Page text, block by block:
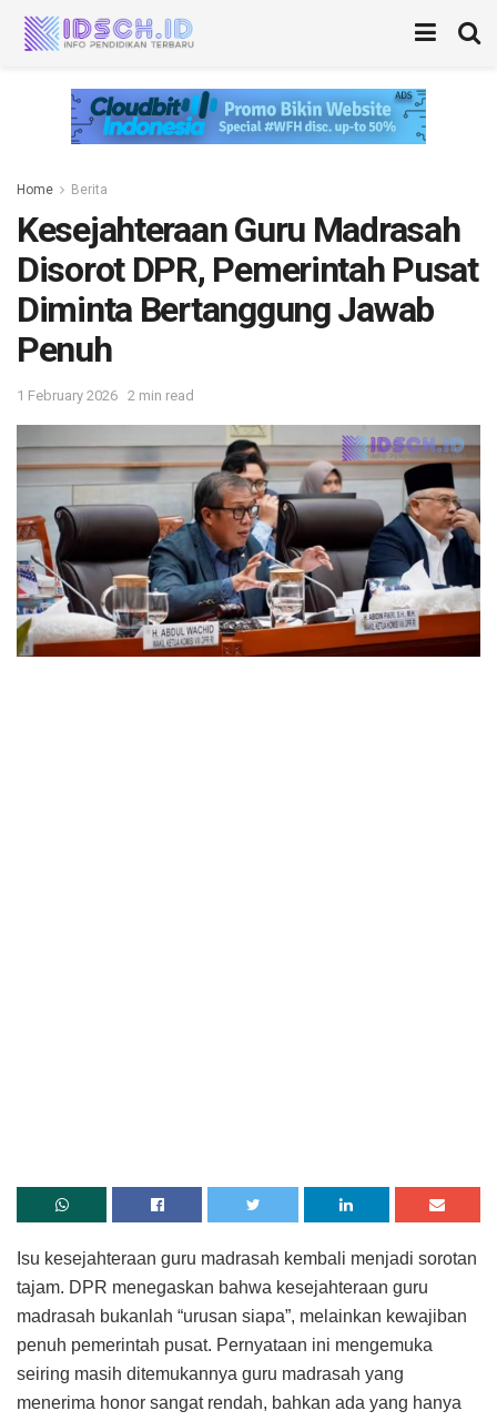
Home Berita
Kesejahteraan Guru Madrasah
Disorot DPR, Pemerintah Pusat
Diminta Bertanggung Jawab
Penuh
1 February 2026 2 min read
Isu kesejahteraan guru madrasah kembali menjadi sorotan
tajam. DPR menegaskan bahwa kesejahteraan guru
madrasah bukanlah “urusan siapa”, melainkan kewajiban
penuh pemerintah pusat. Pernyataan ini mengemuka
seiring masih ditemukannya guru madrasah yang
menerima honor sangat rendah, bahkan ada yang hanya